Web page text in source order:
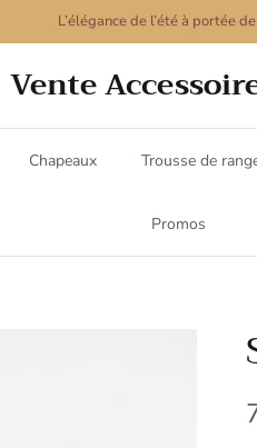
L’élégance de l’été à portée
Vente
Chapeaux Trousse de
Promos